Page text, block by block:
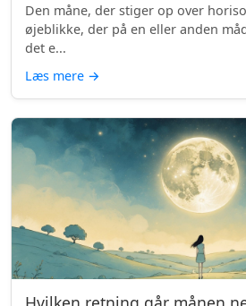
Den måne, der stiger op over
øjeblikke, der på en eller anden
det e...
Læs mere →